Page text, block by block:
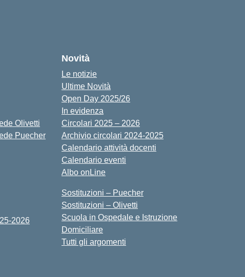
Olivetti
Puecher
2026
Novità
Le notizie
Ultime Novità
Open Day 2025/26
In evidenza
Circolari 2025 – 2026
Archivio circolari 2024-2025
Calendario attività docenti
Calendario eventi
Albo onLine
Sostituzioni – Puecher
Sostituzioni – Olivetti
Scuola in Ospedale e Istruzione
Domiciliare
Tutti gli argomenti